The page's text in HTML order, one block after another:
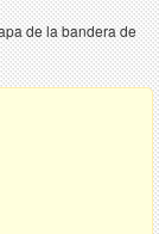
de la bandera de